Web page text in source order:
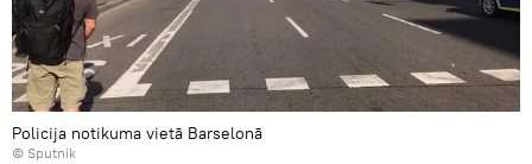
Policija notikuma vietā Barselonā
© Sputnik